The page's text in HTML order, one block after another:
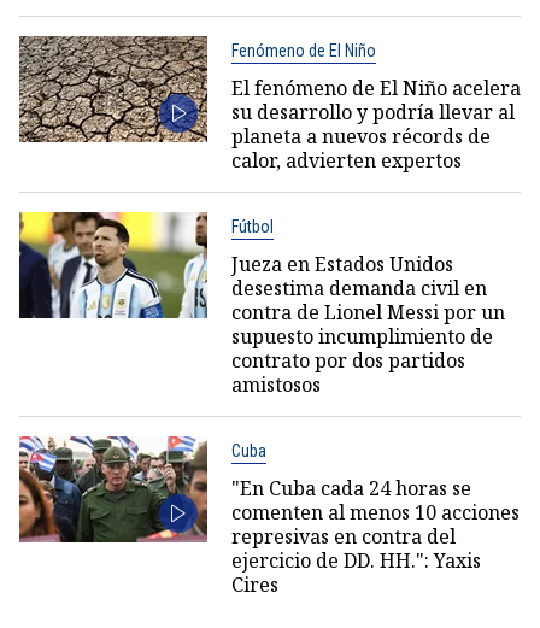
Fenómeno de El Niño
El fenómeno de El Niño acelera
su desarrollo y podría llevar al
planeta a nuevos récords de
calor, advierten expertos
Fútbol
Jueza en Estados Unidos
desestima demanda civil en
contra de Lionel Messi por un
supuesto incumplimiento de
contrato por dos partidos
amistosos
Cuba
"En Cuba cada 24 horas se
comenten al menos 10 acciones
represivas en contra del
ejercicio de DD. HH.": Yaxis
Cires